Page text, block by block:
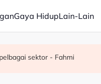
Gaya HidupLain-Lain
sektor - Fahmi